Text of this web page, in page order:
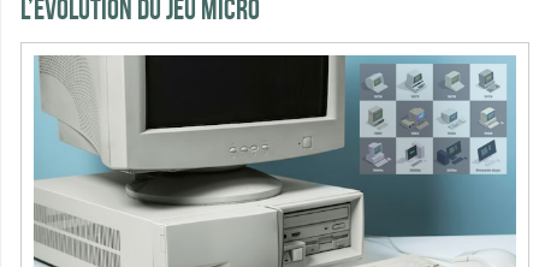
L’évolution du jeu micro